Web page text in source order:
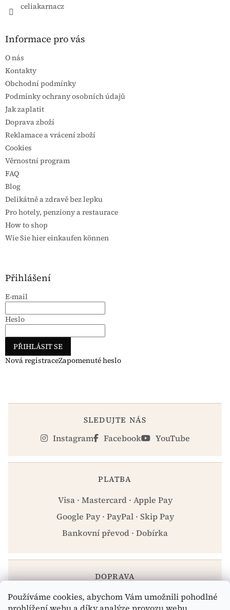
Používáme cookies, abychom Vám umožnili pohodlné
celiakarnacz
Informace pro vás
O nás
Kontakty
Obchodní podmínky
Podmínky ochrany osobních údajů
Jak zaplatit
Doprava zboží
Reklamace a vrácení zboží
Cookies
Věrnostní program
FAQ
Blog
Delikátně a zdravě bez lepku
Pro hotely, penziony a restaurace
How to shop
Wie Sie hier einkaufen können
Přihlášení
E-mail
Heslo
PŘIHLÁSIT SE
Nová registraceZapomenuté heslo
SLEDUJTE NÁS
Instagram Facebook YouTube
PLATBA
Visa · Mastercard · Apple Pay
Google Pay · PayPal · Skip Pay
Bankovní převod · Dobírka
DOPRAVA
Zásilkovna · PPL · Osobní odběr Praha